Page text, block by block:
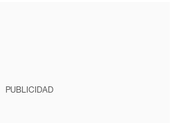
PUBLICIDAD